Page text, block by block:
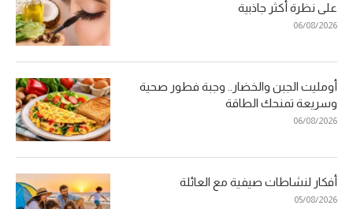
على نظرة أكثر جاذبية
06/08/2026
أومليت الجبن والخضار.. وجبة فطور صحية
وسريعة تمنحك الطاقة
06/08/2026
أفكار لنشاطات صيفية مع العائلة
05/08/2026